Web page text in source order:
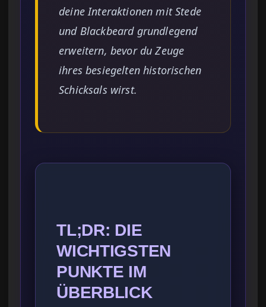
deine Interaktionen mit Stede
und Blackbeard grundlegend
erweitern, bevor du Zeuge
ihres besiegelten historischen
Schicksals wirst.
TL;DR: DIE
WICHTIGSTEN
PUNKTE IM
ÜBERBLICK